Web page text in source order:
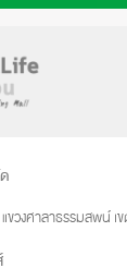
ขวงศาลาธรรมสพน์